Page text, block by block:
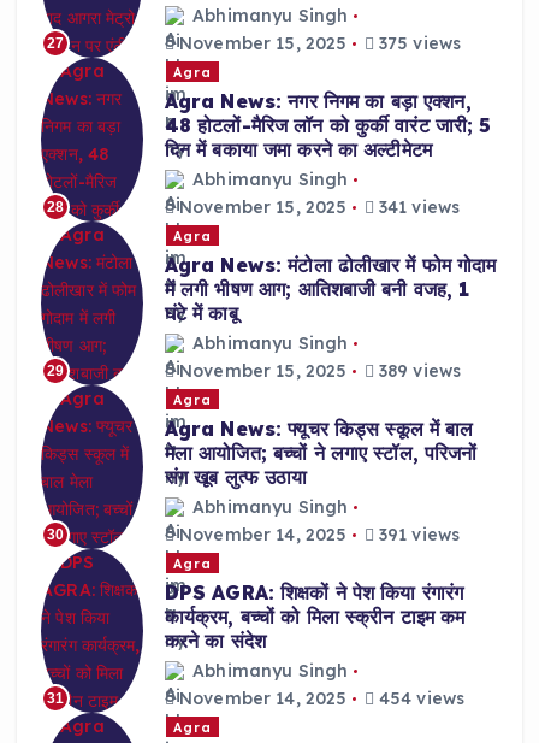
27
Abhimanyu Singh
November 15, 2025
375 views
28
Agra
Agra News: नगर निगम का बड़ा एक्शन,
48 होटलों-मैरिज लॉन को कुर्की वारंट जारी; 5
दिन में बकाया जमा करने का अल्टीमेटम
Abhimanyu Singh
November 15, 2025
341 views
29
Agra
Agra News: मंटोला ढोलीखार में फोम गोदाम
में लगी भीषण आग; आतिशबाजी बनी वजह, 1
घंटे में काबू
Abhimanyu Singh
November 15, 2025
389 views
30
Agra
Agra News: फ्यूचर किड्स स्कूल में बाल
मेला आयोजित; बच्चों ने लगाए स्टॉल, परिजनों
संग खूब लुत्फ उठाया
Abhimanyu Singh
November 14, 2025
391 views
31
Agra
DPS AGRA: शिक्षकों ने पेश किया रंगारंग
कार्यक्रम, बच्चों को मिला स्क्रीन टाइम कम
करने का संदेश
Abhimanyu Singh
November 14, 2025
454 views
Agra